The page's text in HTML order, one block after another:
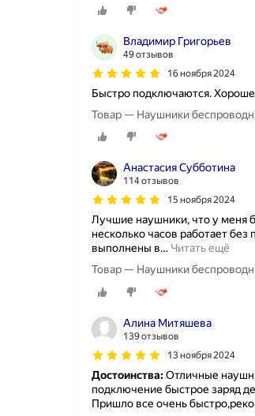
Владимир Григорьев
49 отзывов
16 ноября 2024
Быстро подключаются.
Товар — Наушники
Анастасия Субботина
114 отзывов
15 ноября 2024
Лучшие наушники, что у меня
несколько часов работает без
выполнены в… Читать ещё
Товар — Наушники
Алина Митяшева
139 отзывов
13 ноября 2024
Достоинства:Отличные
подключение быстрое заряд
Пришло все очень